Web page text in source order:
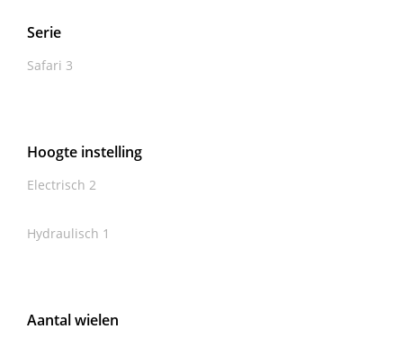
Serie
Safari 3
Hoogte instelling
Electrisch 2
Hydraulisch 1
Aantal wielen